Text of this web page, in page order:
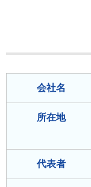
会社名
所在地
代表者